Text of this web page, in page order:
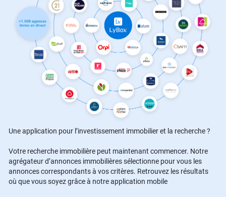
Une application pour l’investissement immobilier et la recherche ?
Votre recherche immobilière peut maintenant commencer. Notre
agrégateur d’annonces immobilières sélectionne pour vous les
annonces correspondants à vos critères. Retrouvez les résultats
où que vous soyez grâce à notre application mobile